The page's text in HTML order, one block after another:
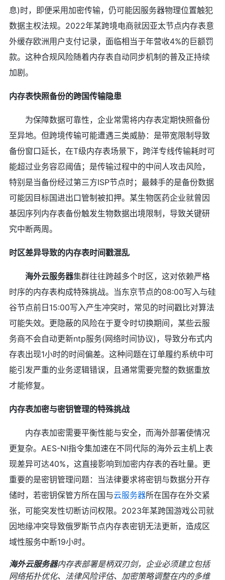
息)时，即便采用加密传输，仍可能因服务器物理位置触犯
数据主权法规。2022年某跨境电商就因亚太节点内存表意
外缓存欧洲用户支付记录，面临相当于年营收4%的巨额罚
款。这种合规风险随着内存表自动同步机制的普及正持续
加剧。
内存表快照备份的跨国传输隐患
为保障数据可靠性，企业常需将内存表定期快照备份
至异地。但跨境传输可能遭遇三类威胁：是带宽限制导致
备份窗口延长，在T级内存表场景下，跨洋专线传输耗时可
能超过业务容忍阈值；是传输过程中的中间人攻击风险，
特别是当备份经过第三方ISP节点时；最棘手的是备份数据
可能因目标国进出口管制被扣押。某生物医药企业就曾因
基因序列内存表备份触发生物数据出境限制，导致关键研
究中断两周。
时区差异导致的内存表时间戳混乱
海外云服务器集群往往跨越多个时区，这对依赖严格
时序的内存表构成特殊挑战。当东京节点的08:00写入与硅
谷节点前日15:00写入产生冲突时，常见的时间戳比对算法
可能失效。更隐蔽的风险在于夏令时切换期间，某些云服
务商不会自动更新ntp服务(网络时间协议)，导致分布式内
存表出现1小时的时间偏差。这种问题在订单履约系统中可
能引发严重的业务逻辑错误，且通常需要完整的数据重放
才能修复。
内存表加密与密钥管理的特殊挑战
内存表加密需要平衡性能与安全，而海外部署使情况
更复杂。AES-NI指令集加速在不同代际的海外云主机上表
现差异可达40%，这直接影响到加密内存表的吞吐量。更
重要的是密钥管理问题：当法律要求将密钥与数据分开存
储时，若密钥保管方所在国与云服务器所在国存在外交紧
张，可能突发性切断访问权限。2023年某跨国游戏公司就
因地缘冲突导致俄罗斯节点内存表密钥无法更新，造成区
域性服务中断19小时。
海外云服务器内存表部署是柄双刃剑，企业必须建立包括
网络拓扑优化、法律风险评估、加密策略调整在内的多维